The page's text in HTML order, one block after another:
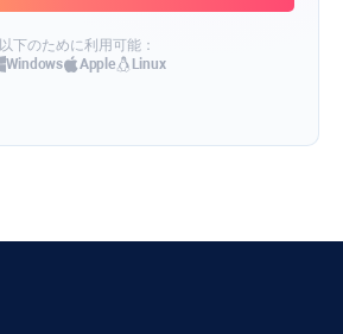
以下のために利用可能：
Windows
Apple Linux